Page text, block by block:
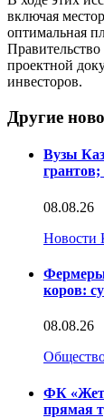
включая
оптимальная
проектной
инвесторов.
Другие
Вузы
08.08.26
Новости
Фермеры
коров:
08.08.26
ФК
прямая